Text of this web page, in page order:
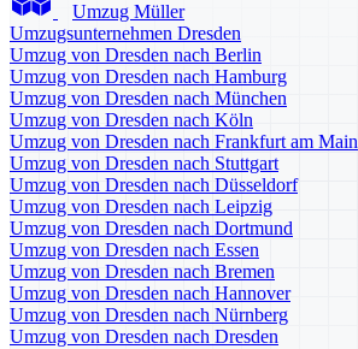
Umzug Müller
Umzugsunternehmen Dresden
Umzug von Dresden nach Berlin
Umzug von Dresden nach Hamburg
Umzug von Dresden nach München
Umzug von Dresden nach Köln
Umzug von Dresden nach Frankfurt am Main
Umzug von Dresden nach Stuttgart
Umzug von Dresden nach Düsseldorf
Umzug von Dresden nach Leipzig
Umzug von Dresden nach Dortmund
Umzug von Dresden nach Essen
Umzug von Dresden nach Bremen
Umzug von Dresden nach Hannover
Umzug von Dresden nach Nürnberg
Umzug von Dresden nach Dresden